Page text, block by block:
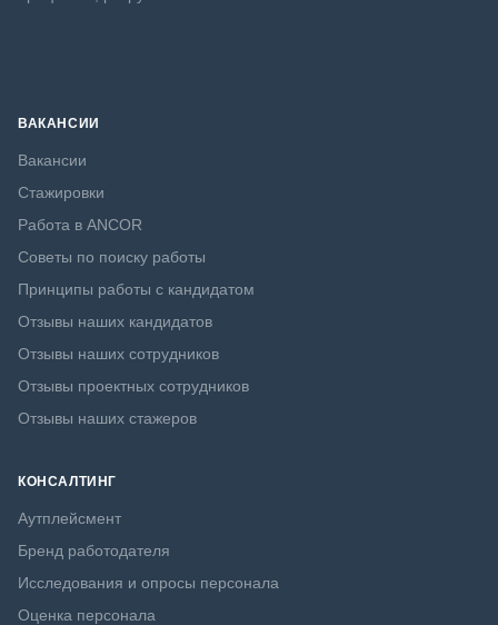
ВАКАНСИИ
Вакансии
Стажировки
Работа в ANCOR
Советы по поиску работы
Принципы работы с кандидатом
Отзывы наших кандидатов
Отзывы наших сотрудников
Отзывы проектных сотрудников
Отзывы наших стажеров
КОНСАЛТИНГ
Аутплейсмент
Бренд работодателя
Исследования и опросы персонала
Оценка персонала